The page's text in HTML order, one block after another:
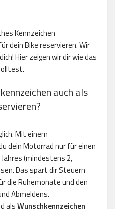
Kennzeichen
dein Bike reservieren. Wir
Hier zeigen wir dir wie das
auch als
Mit einem
dein Motorrad nur für einen
(mindestens 2,
Das spart dir Steuern
die Ruhemonate und den
Abmeldens.
alsWunschkennzeichen